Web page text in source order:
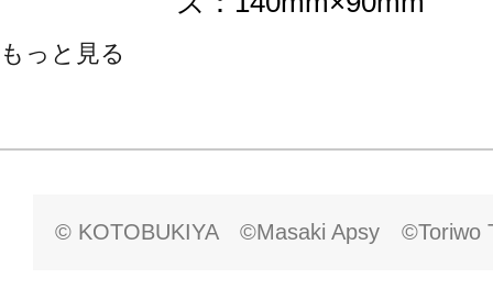
もっと見る
© KOTOBUKIYA ©Masaki Apsy ©Toriwo